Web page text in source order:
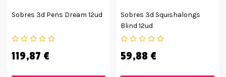
Sobres 3d Pens Dream 12ud
119,87 €
Sobres 3d Squishalongs
Blind 12ud
59,88 €